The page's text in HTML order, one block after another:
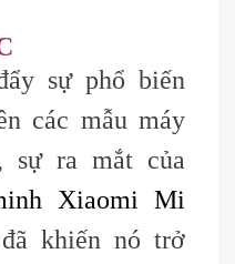
sự phổ biến
các mẫu máy
sự ra mắt của
Xiaomi Mi
đã khiến nó trở